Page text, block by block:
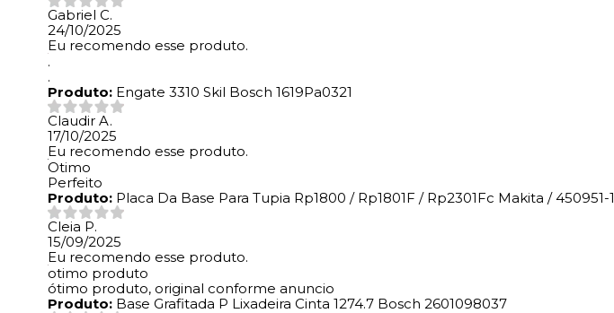
Gabriel C.
24/10/2025
Eu recomendo esse produto.
.
.
Produto: Engate 3310 Skil Bosch 1619Pa0321
Claudir A.
17/10/2025
Eu recomendo esse produto.
Otimo
Perfeito
Produto: Placa Da Base Para Tupia Rp1800 / Rp1801F / Rp2301Fc Makita / 450951-1
Cleia P.
15/09/2025
Eu recomendo esse produto.
otimo produto
ótimo produto, original conforme anuncio
Produto: Base Grafitada P Lixadeira Cinta 1274.7 Bosch 2601098037